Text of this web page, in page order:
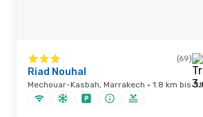
(69)
Riad Nouhal
Mechouar-Kasbah, Marrakech · 1.8 km bis